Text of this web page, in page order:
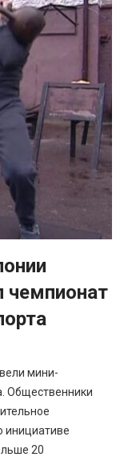
чемпионат
мини-
Общественники
инициативе
20